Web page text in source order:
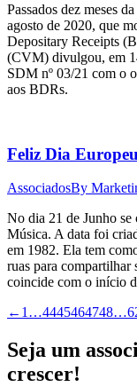
Passados dez meses
agosto de 2020, que
Depositary Receipts
(CVM) divulgou, em
SDM nº 03/21 com o
aos BDRs.
Feliz Dia
AssociadosBy
No dia 21 de Junho
Música. A data foi
em 1982. Ela tem
ruas para compartilhar
coincide com o início
← 1 …4445464748…
Seja um
crescer!